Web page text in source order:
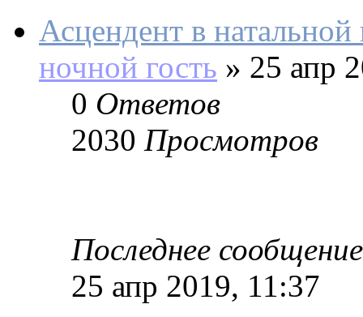
Асцендент в натальной
ночной гость » 25 апр
0 Ответов
2030 Просмотров
Последнее сообщение
25 апр 2019, 11:37